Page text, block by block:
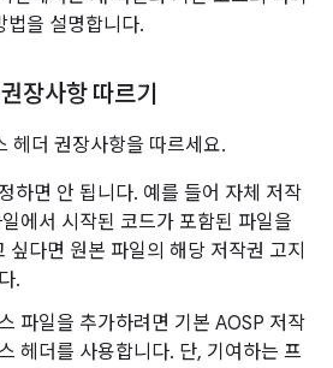
법을 설명합니다.
장사항 따르기
헤더 권장사항을 따르세요.
하면 안 됩니다. 예를 들어 자체 저작
에서 시작된 코드가 포함된 파일을
싶다면 원본 파일의 해당 저작권 고지
.
파일을 추가하려면 기본 AOSP 저작
헤더를 사용합니다. 단, 기여하는 프